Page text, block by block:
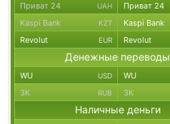
Приват 24 UAH Приват 24
Kaspi Bank KZT Kaspi Bank
Revolut EUR Revolut
Денежные переводы
WU USD WU
ЗК RUB ЗК
Наличные деньги